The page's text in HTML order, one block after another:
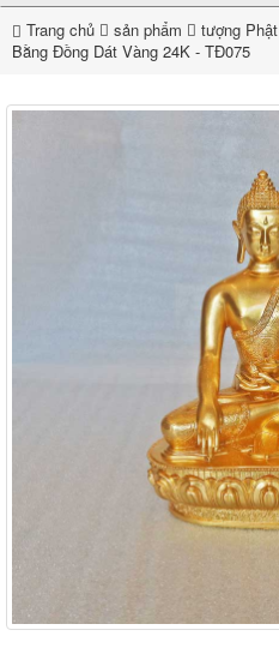
Trang chủ sản phẩm tượng Phật
Bằng Đồng Dát Vàng 24K - TĐ075